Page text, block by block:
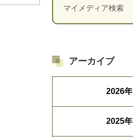
アーカイブ
2026年
2025年